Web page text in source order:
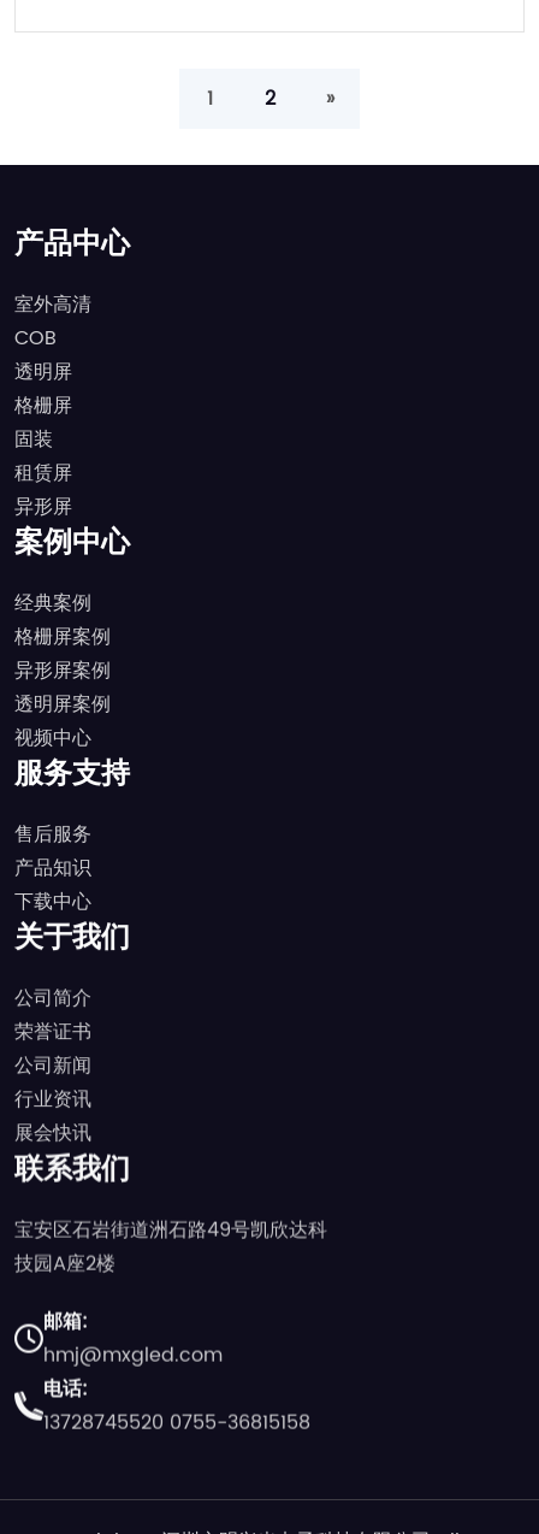
1 2 »
产品中心
室外高清
COB
透明屏
格栅屏
固装
租赁屏
异形屏
案例中心
经典案例
格栅屏案例
异形屏案例
透明屏案例
视频中心
服务支持
售后服务
产品知识
下载中心
关于我们
公司简介
荣誉证书
公司新闻
行业资讯
展会快讯
联系我们
宝安区石岩街道洲石路49号凯欣达科
技园A座2楼
邮箱:
hmj@mxgled.com
电话:
13728745520 0755-36815158